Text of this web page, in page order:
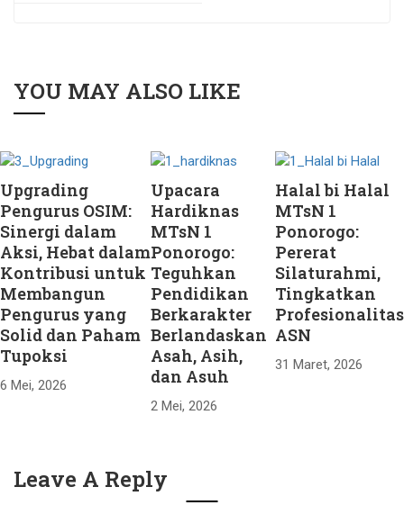
YOU MAY ALSO LIKE
Upgrading
Pengurus OSIM:
Sinergi dalam
Aksi, Hebat dalam
Kontribusi untuk
Membangun
Pengurus yang
Solid dan Paham
Tupoksi
6 Mei, 2026
Upacara
Hardiknas
MTsN 1
Ponorogo:
Teguhkan
Pendidikan
Berkarakter
Berlandaskan
Asah, Asih,
dan Asuh
2 Mei, 2026
Halal bi Halal
MTsN 1
Ponorogo:
Pererat
Silaturahmi,
Tingkatkan
Profesionalitas
ASN
31 Maret, 2026
Leave A Reply